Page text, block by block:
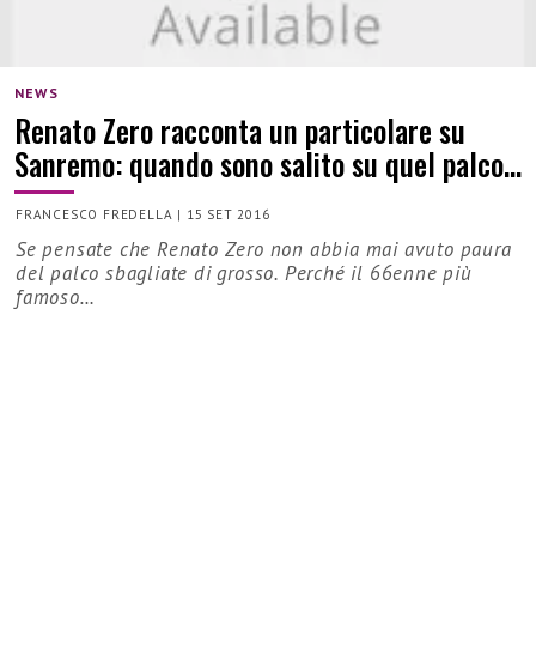
NEWS
Renato Zero racconta un particolare su
Sanremo: quando sono salito su quel palco…
FRANCESCO FREDELLA | 15 SET 2016
Se pensate che Renato Zero non abbia mai avuto paura
del palco sbagliate di grosso. Perché il 66enne più
famoso…